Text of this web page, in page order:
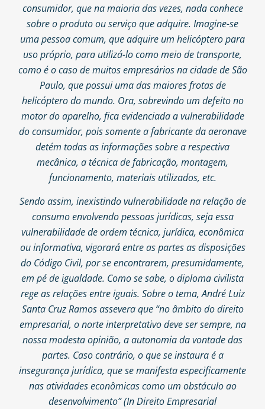
consumidor, que na maioria das vezes, nada conhece
sobre o produto ou serviço que adquire. Imagine-se
uma pessoa comum, que adquire um helicóptero para
uso próprio, para utilizá-lo como meio de transporte,
como é o caso de muitos empresários na cidade de São
Paulo, que possui uma das maiores frotas de
helicóptero do mundo. Ora, sobrevindo um defeito no
motor do aparelho, fica evidenciada a vulnerabilidade
do consumidor, pois somente a fabricante da aeronave
detém todas as informações sobre a respectiva
mecânica, a técnica de fabricação, montagem,
funcionamento, materiais utilizados, etc.
Sendo assim, inexistindo vulnerabilidade na relação de
consumo envolvendo pessoas jurídicas, seja essa
vulnerabilidade de ordem técnica, jurídica, econômica
ou informativa, vigorará entre as partes as disposições
do Código Civil, por se encontrarem, presumidamente,
em pé de igualdade. Como se sabe, o diploma civilista
rege as relações entre iguais. Sobre o tema, André Luiz
Santa Cruz Ramos assevera que “no âmbito do direito
empresarial, o norte interpretativo deve ser sempre, na
nossa modesta opinião, a autonomia da vontade das
partes. Caso contrário, o que se instaura é a
insegurança jurídica, que se manifesta especificamente
nas atividades econômicas como um obstáculo ao
desenvolvimento” (In Direito Empresarial